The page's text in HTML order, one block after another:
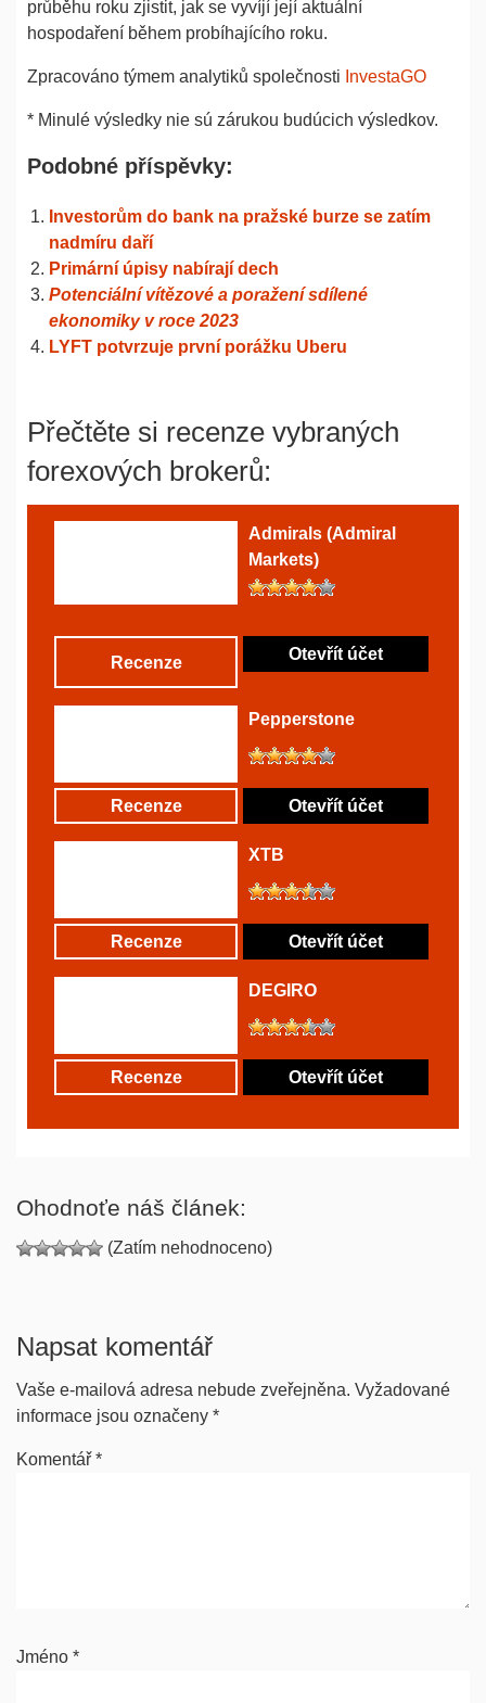
průběhu roku zjistit, jak se vyvíjí její aktuální
hospodaření během probíhajícího roku.
Zpracováno týmem analytiků společnosti InvestaGO
* Minulé výsledky nie sú zárukou budúcich výsledkov.
Podobné příspěvky:
Investorům do bank na pražské burze se zatím
nadmíru daří
Primární úpisy nabírají dech
Potenciální vítězové a poražení sdílené
ekonomiky v roce 2023
LYFT potvrzuje první porážku Uberu
Přečtěte si recenze vybraných
forexových brokerů:
Admirals (Admiral
Markets)
Recenze Otevřít účet
Pepperstone
Recenze Otevřít účet
XTB
Recenze Otevřít účet
DEGIRO
Recenze Otevřít účet
Ohodnoťe náš článek:
(Zatím nehodnoceno)
Napsat komentář
Vaše e-mailová adresa nebude zveřejněna. Vyžadované
informace jsou označeny *
Komentář *
Jméno *